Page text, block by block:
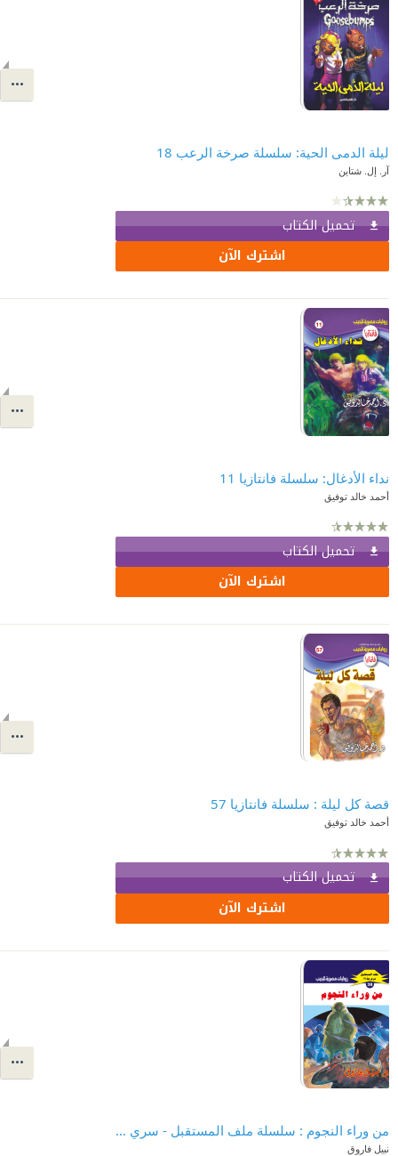
ليلة الدمى الحية: سلسلة صرخة الرعب 18
آر. إل. شتاين
تحميل الكتاب
اشترك الآن
نداء الأدغال: سلسلة فانتازيا 11
أحمد خالد توفيق
تحميل الكتاب
اشترك الآن
قصة كل ليلة : سلسلة فانتازيا 57
أحمد خالد توفيق
تحميل الكتاب
اشترك الآن
من وراء النجوم : سلسلة ملف المستقبل - سري جدًا 38
نبيل فاروق